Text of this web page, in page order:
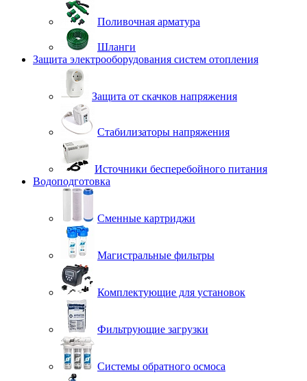
Поливочная арматура
Шланги
Защита электрооборудования систем отопления
Защита от скачков напряжения
Стабилизаторы напряжения
Источники бесперебойного питания
Водоподготовка
Сменные картриджи
Магистральные фильтры
Комплектующие для установок
Фильтрующие загрузки
Системы обратного осмоса